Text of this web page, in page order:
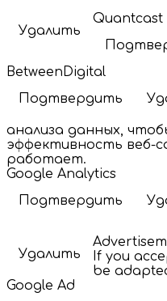
Удалить
Quantcast
BetweenDigital
Подтвердить
анализа данных,
эффективность веб-
работает.
Google Analytics
Подтвердить
Удалить
If you
be
Google Ad